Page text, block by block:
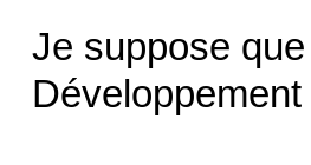
Je suppose